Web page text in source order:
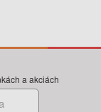
a akciách